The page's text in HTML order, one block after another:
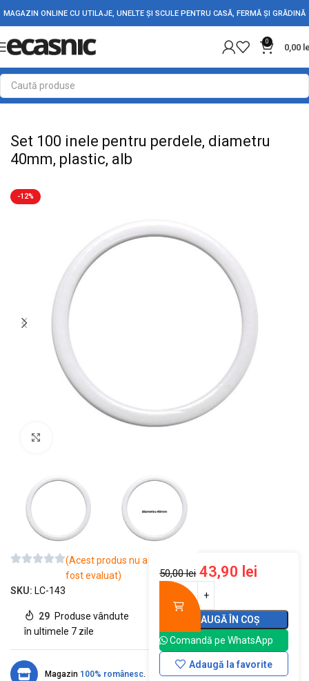
MAGAZIN ONLINE CU UTILAJE, UNELTE ȘI SCULE PENTRU CASĂ, FERMĂ ȘI GRĂDINĂ
0
0,00
Prima pagină Casă Accesorii șină/perdea
Set 100 inele pentru perdele, diametru
40mm, plastic, alb
-12%
(Acest produs nu a
fost evaluat)
SKU: LC-143
29 Produse vândute
în ultimele 7 zile
Magazin 100% românesc.
50,00lei 43,90 lei
ADAUGĂ ÎN COȘ
Comandă pe WhatsApp
Adaugă la favorite